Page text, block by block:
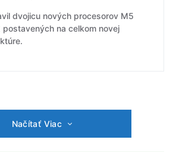
dvojicu nových procesorov M5
postavených na celkom novej
Načítať Viac